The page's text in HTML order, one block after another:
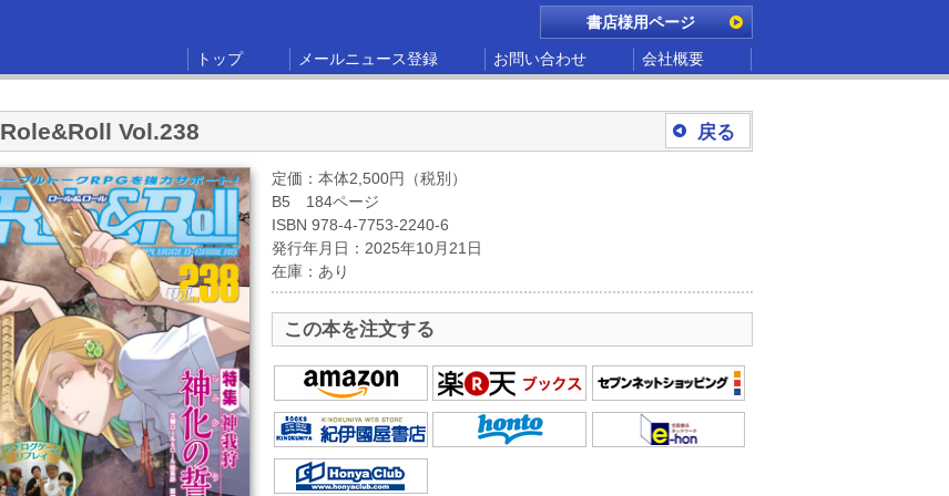
書店様用ページ
トップ メールニュース登録 お問い合わせ 会社概要
戻る
Role&Roll Vol.238
定価：本体2,500円（税別）
B5 184ページ
ISBN 978-4-7753-2240-6
発行年月日：2025年10月21日
在庫：あり
この本を注文する